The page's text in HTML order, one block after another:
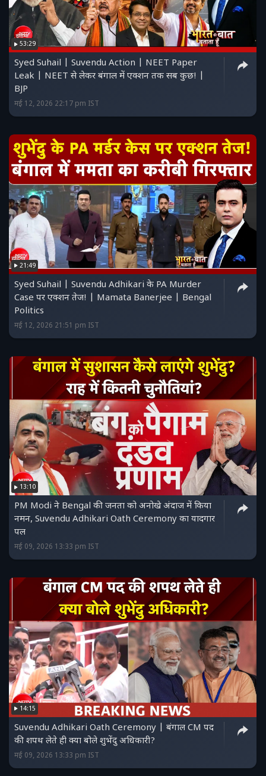
53:29
Syed Suhail | Suvendu Action | NEET Paper
Leak | NEET से लेकर बंगाल में एक्शन तक सब कुछ! |
BJP
मई 12, 2026 22:17 pm IST
21:49
Syed Suhail | Suvendu Adhikari के PA Murder
Case पर एक्शन तेज! | Mamata Banerjee | Bengal
Politics
मई 12, 2026 21:51 pm IST
13:10
PM Modi ने Bengal की जनता को अनोखे अंदाज में किया
नमन, Suvendu Adhikari Oath Ceremony का यादगार
पल
मई 09, 2026 13:33 pm IST
14:15
Suvendu Adhikari Oath Ceremony | बंगाल CM पद
की शपथ लेते ही क्या बोले शुभेंदु अधिकारी?
मई 09, 2026 13:33 pm IST